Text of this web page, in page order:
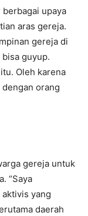
upaya
aras gereja.
gereja di
guyup.
Oleh karena
orang
gereja untuk
“Saya
yang
daerah